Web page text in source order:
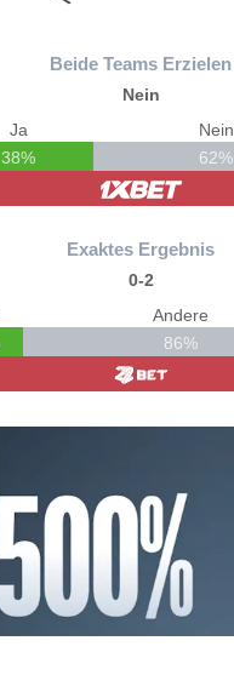
Beide Teams Erzielen
Nein
Ja
38%
Nein
62%
Exaktes Ergebnis
0-2
Andere
86%